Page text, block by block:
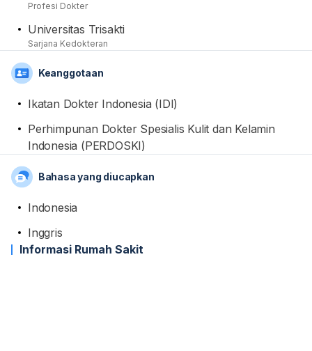
Profesi Dokter
Universitas Trisakti
Sarjana Kedokteran
Keanggotaan
Ikatan Dokter Indonesia (IDI)
Perhimpunan Dokter Spesialis Kulit dan Kelamin
Indonesia (PERDOSKI)
Bahasa yang diucapkan
Indonesia
Inggris
Informasi Rumah Sakit